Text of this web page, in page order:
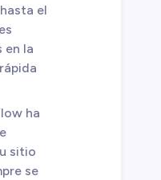
el
en la
ha
sitio
se